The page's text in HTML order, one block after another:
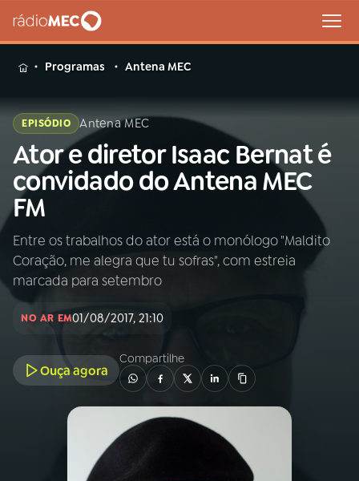
MENU
Buscar
na
Rádio
MEC
Buscar
Início AO VIVO
INÍCIO
PROGRAMAS
Programas Antena MEC
EPISÓDIO Antena MEC
Ator e diretor Isaac Bernat é
convidado do Antena MEC
FM
Entre os trabalhos do ator está o monólogo "Maldito
Coração, me alegra que tu sofras", com estreia
marcada para setembro
NO AR EM01/08/2017, 21:10
Ouça agora
Compartilhe